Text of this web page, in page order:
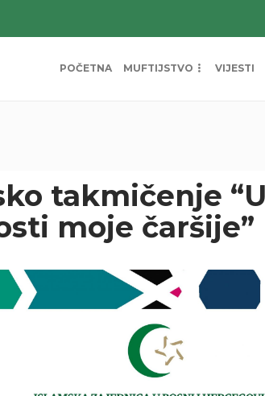
POČETNA MUFTIJSTVO VIJESTI
takmičenje
moje čaršije”